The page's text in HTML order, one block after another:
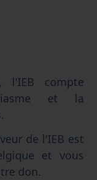
l'IEB compte
et la
de l'IEB est
et vous
don.